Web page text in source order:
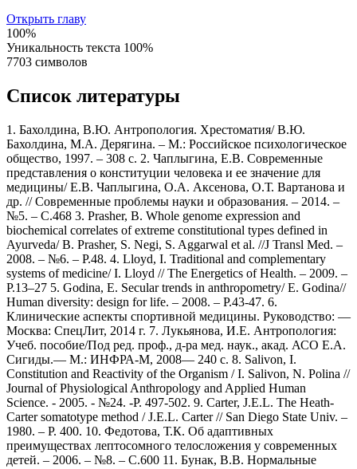
Открыть главу
100%
Уникальность текста 100%
7703 символов
Список литературы
1. Бахолдина, В.Ю. Антропология. Хрестоматия/ В.Ю.
Бахолдина, М.А. Дерягина. – М.: Российское психологическое
общество, 1997. – 308 с. 2. Чаплыгина, Е.В. Современные
представления о конституции человека и ее значение для
медицины/ Е.В. Чаплыгина, О.А. Аксенова, О.Т. Вартанова и
др. // Современные проблемы науки и образования. – 2014. –
№5. – С.468 3. Prasher, B. Whole genome expression and
biochemical correlates of extreme constitutional types defined in
Ayurveda/ B. Prasher, S. Negi, S. Aggarwal et al. //J Transl Med. –
2008. – №6. – Р.48. 4. Lloyd, I. Traditional and complementary
systems of medicine/ I. Lloyd // The Energetics of Health. – 2009. –
P.13–27 5. Godina, E. Secular trends in anthropometry/ E. Godina//
Human diversity: design for life. – 2008. – P.43-47. 6.
Клинические аспекты спортивной медицины. Руководство: —
Москва: СпецЛит, 2014 г. 7. Лукьянова, И.Е. Антропология:
Учеб. пособие/Под ред. проф., д-ра мед. наук., акад. АСО Е.А.
Сигиды.— М.: ИНФРА-М, 2008— 240 с. 8. Salivon, I.
Constitution and Reactivity of the Organism / I. Salivon, N. Polina //
Journal of Physiological Anthropology and Applied Human
Science. - 2005. - №24. -P. 497-502. 9. Carter, J.E.L. The Heath-
Carter somatotype method / J.E.L. Carter // San Diego State Univ. –
1980. – P. 400. 10. Федотова, Т.К. Об адаптивных
преимуществах лептосомного телосложения у современных
детей. – 2006. – №8. – С.600 11. Бунак, В.В. Нормальные